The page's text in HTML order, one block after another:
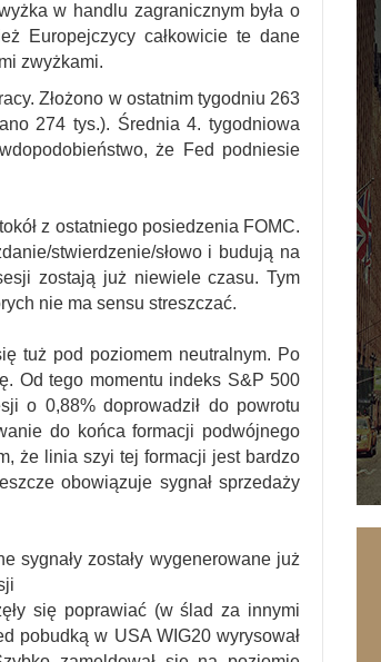
w handlu zagranicznym była o
Europejczycy całkowicie te dane
zwyżkami.
Złożono w ostatnim tygodniu 263
274 tys.). Średnia 4. tygodniowa
że Fed podniesie
z ostatniego posiedzenia FOMC.
stwierdzenie/słowo i budują na
zostają już niewiele czasu. Tym
nie ma sensu streszczać.
tuż pod poziomem neutralnym. Po
Od tego momentu indeks S&P 500
o 0,88% doprowadził do powrotu
do końca formacji podwójnego
że linia szyi tej formacji jest bardzo
obowiązuje sygnał sprzedaży
sygnały zostały wygenerowane już
się poprawiać (w ślad za innymi
pobudką w USA WIG20 wyrysował